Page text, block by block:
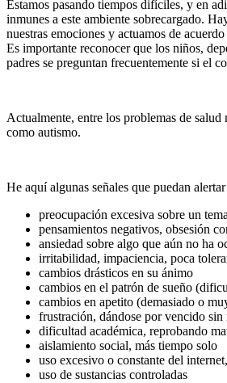
Estamos pasando tiempos difíciles, y en
inmunes a este ambiente sobrecargado.
nuestras emociones y actuamos de
Es importante reconocer que los niños,
padres se preguntan frecuentemente si el
Actualmente, entre los problemas de
como autismo.
He aquí algunas señales que puedan
preocupación excesiva sobre un
pensamientos negativos, obsesión
ansiedad sobre algo que aún no ha
irritabilidad, impaciencia, poca
cambios drásticos en su ánimo
cambios en el patrón de sueño
cambios en apetito (demasiado o
frustración, dándose por vencido sin
dificultad académica, reprobando
aislamiento social, más tiempo solo
uso excesivo o constante del
uso de sustancias controladas